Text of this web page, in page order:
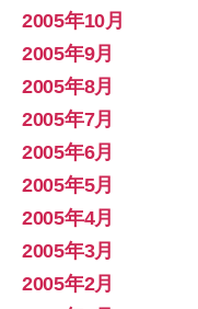
2005年10月
2005年9月
2005年8月
2005年7月
2005年6月
2005年5月
2005年4月
2005年3月
2005年2月